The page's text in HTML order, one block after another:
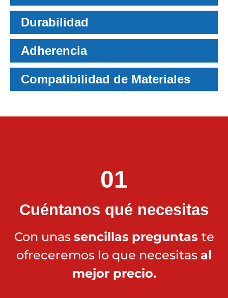
Durabilidad
Adherencia
Compatibilidad de Materiales
01
Cuéntanos qué necesitas
Con unas sencillas preguntas te
ofreceremos lo que necesitas al
mejor precio.